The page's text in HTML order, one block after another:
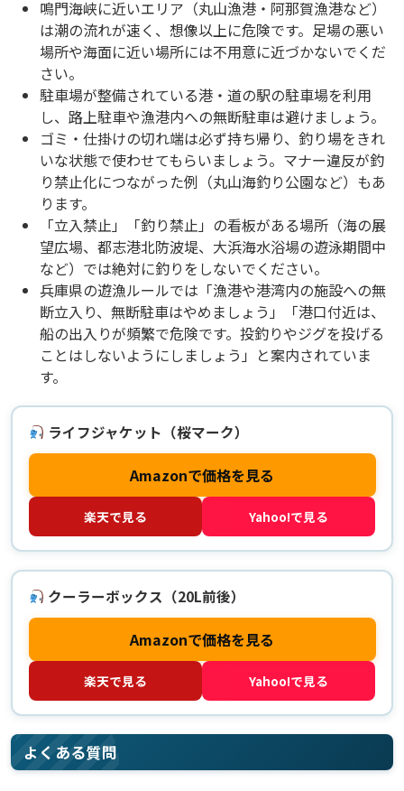
鳴門海峡に近いエリア（丸山漁港・阿那賀漁港など）
は潮の流れが速く、想像以上に危険です。足場の悪い
場所や海面に近い場所には不用意に近づかないでくだ
さい。
駐車場が整備されている港・道の駅の駐車場を利用
し、路上駐車や漁港内への無断駐車は避けましょう。
ゴミ・仕掛けの切れ端は必ず持ち帰り、釣り場をきれ
いな状態で使わせてもらいましょう。マナー違反が釣
り禁止化につながった例（丸山海釣り公園など）もあ
ります。
「立入禁止」「釣り禁止」の看板がある場所（海の展
望広場、都志港北防波堤、大浜海水浴場の遊泳期間中
など）では絶対に釣りをしないでください。
兵庫県の遊漁ルールでは「漁港や港湾内の施設への無
断立入り、無断駐車はやめましょう」「港口付近は、
船の出入りが頻繁で危険です。投釣りやジグを投げる
ことはしないようにしましょう」と案内されていま
す。
ライフジャケット（桜マーク）
Amazonで価格を見る
楽天で見る Yahoo!で見る
クーラーボックス（20L前後）
Amazonで価格を見る
楽天で見る Yahoo!で見る
よくある質問